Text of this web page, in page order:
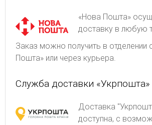
«Нова Пошта»
доставку в любую
Заказ можно получить в
Пошта» или через курьера.
Служба доставки «Укрпошта»
Доставка
доступна, с